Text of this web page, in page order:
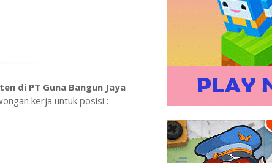
di PT Guna Bangun Jaya
kerja untuk posisi :